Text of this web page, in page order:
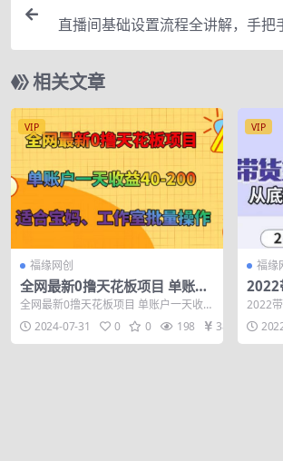
直播间基础设置流程全讲解，手把
相关文章
VIP
福缘网创
全网最新0撸天花板项目 单账户
一天收益40-200 适合宝妈、工
作室批量操作
全网最新0撸天花板项目 单账户一天收益
40-200 适合宝妈、工作室批量操作
2024-07-31 0 0 198 38
VIP
福缘
2022
底层
印）
2022
小白